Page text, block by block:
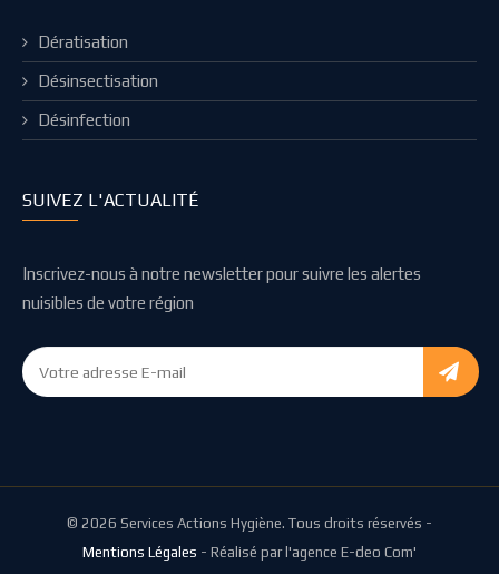
Dératisation
Désinsectisation
Désinfection
SUIVEZ L'ACTUALITÉ
Inscrivez-nous à notre newsletter pour suivre les alertes
nuisibles de votre région
© 2026 Services Actions Hygiène. Tous droits réservés -
Mentions Légales - Réalisé par l'agence E-deo Com'